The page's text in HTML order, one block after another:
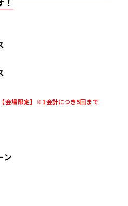
！
【会場限定】※1会計につき5回まで
ン